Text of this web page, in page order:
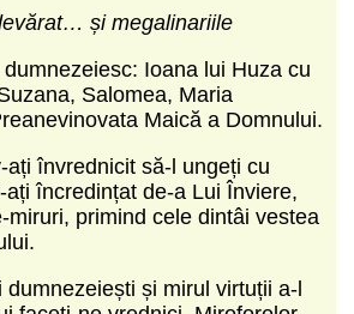
și megalinariile
Ioana lui Huza cu
Salomea, Maria
Maică a Domnului.
ați învrednicit să-l ungeți cu
ați încredințat de-a Lui Înviere,
miruri, primind cele dintâi vestea
dumnezeiești și mirul virtuții a-l